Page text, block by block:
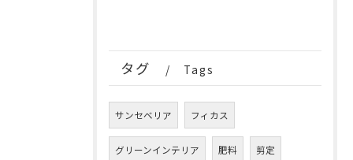
タグ Tags
サンセベリア フィカス
グリーンインテリア 肥料 剪定